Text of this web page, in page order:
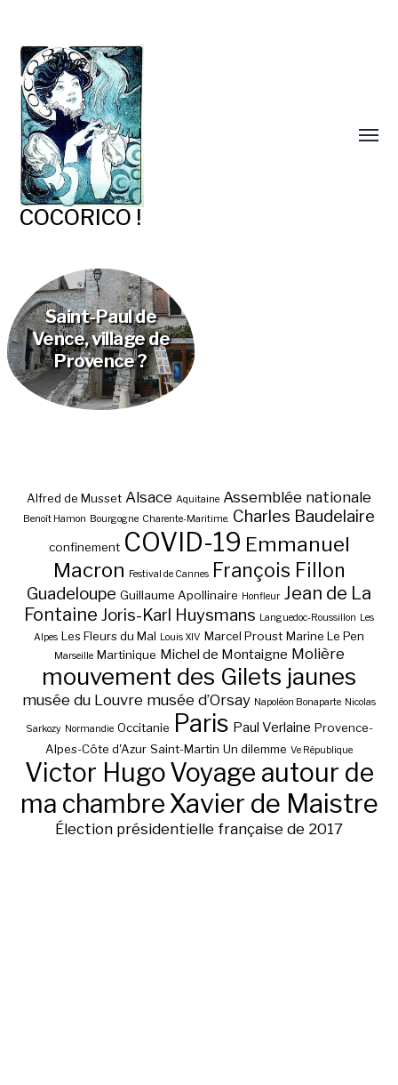
COCORICO !
Saint-Paul de
Vence, village de
Provence ?
Alfred de Musset Alsace Aquitaine Assemblée nationale
Benoît Hamon Bourgogne Charente-Maritime. Charles Baudelaire
confinement COVID-19 Emmanuel
Macron Festival de Cannes François Fillon
Guadeloupe Guillaume Apollinaire Honfleur Jean de La
Fontaine Joris-Karl Huysmans Languedoc-Roussillon Les
Alpes Les Fleurs du Mal Louis XIV Marcel Proust Marine Le Pen
Marseille Martinique Michel de Montaigne Molière
mouvement des Gilets jaunes
musée du Louvre musée d’Orsay Napoléon Bonaparte Nicolas
Sarkozy Normandie Occitanie Paris Paul Verlaine Provence-
Alpes-Côte d'Azur Saint-Martin Un dilemme Ve République
Victor HugoVoyage autour de
ma chambre Xavier de Maistre
Élection présidentielle française de 2017